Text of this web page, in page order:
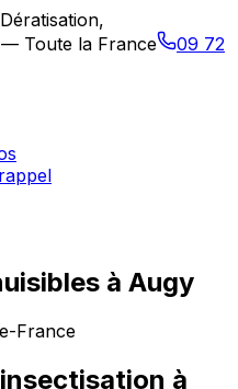
— Toute la France
09 72
à Augy
France
à